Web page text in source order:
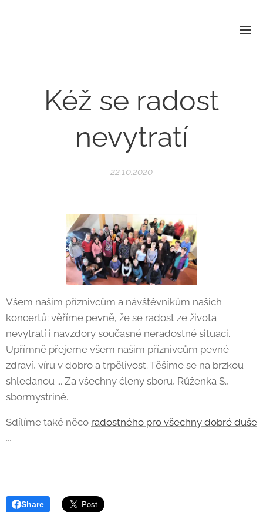
Kéž se radost
nevytratí
22.10.2020
Všem našim příznivcům a návštěvníkům našich
koncertů: věříme pevně, že se radost ze života
nevytratí i navzdory současné neradostné situaci.
Upřímně přejeme všem našim příznivcům pevné
zdraví, víru v dobro a trpělivost. Těšíme se na brzkou
shledanou ... Za všechny členy sboru, Růženka S.,
sbormystrině.
Sdílíme také něco radostného pro všechny dobré duše
...
Share